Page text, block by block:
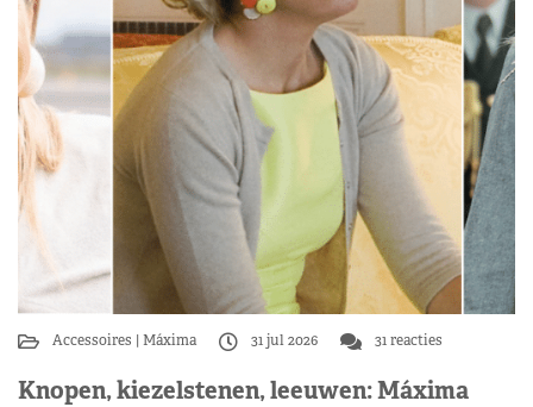
Accessoires Máxima 31 jul 2026 31 reacties
Knopen, kiezelstenen, leeuwen: Máxima